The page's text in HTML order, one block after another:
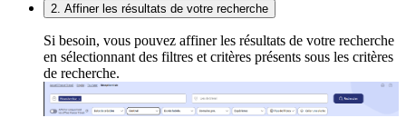
2. Affiner les résultats de votre recherche
Si besoin, vous pouvez affiner les résultats de votre recherche
en sélectionnant des filtres et critères présents sous les critères
de recherche.